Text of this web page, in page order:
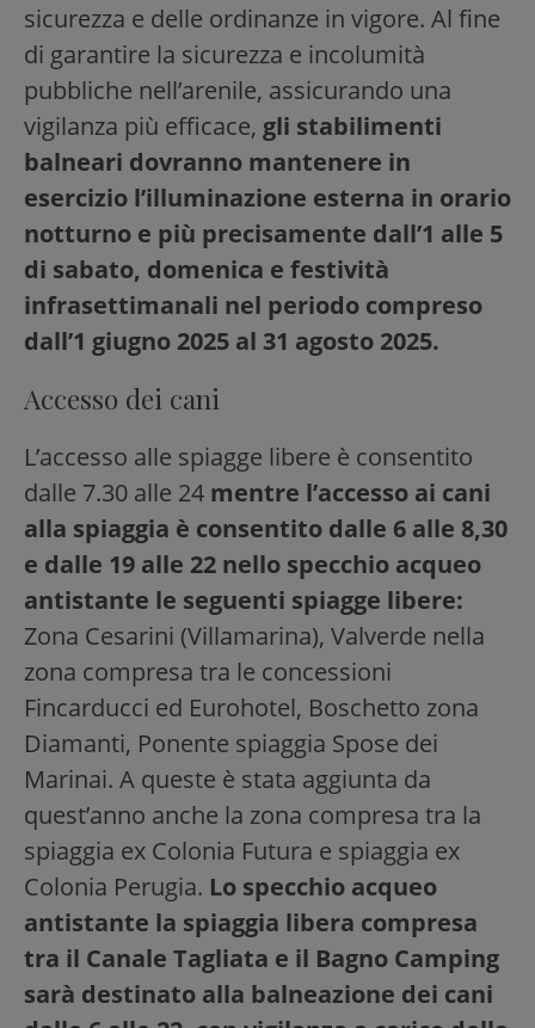
sicurezza e delle ordinanze in vigore. Al fine
di garantire la sicurezza e incolumità
pubbliche nell’arenile, assicurando una
vigilanza più efficace, gli stabilimenti
balneari dovranno mantenere in
esercizio l’illuminazione esterna in orario
notturno e più precisamente dall’1 alle 5
di sabato, domenica e festività
infrasettimanali nel periodo compreso
dall’1 giugno 2025 al 31 agosto 2025.
Accesso dei cani
L’accesso alle spiagge libere è consentito
dalle 7.30 alle 24 mentre l’accesso ai cani
alla spiaggia è consentito dalle 6 alle 8,30
e dalle 19 alle 22 nello specchio acqueo
antistante le seguenti spiagge libere:
Zona Cesarini (Villamarina), Valverde nella
zona compresa tra le concessioni
Fincarducci ed Eurohotel, Boschetto zona
Diamanti, Ponente spiaggia Spose dei
Marinai. A queste è stata aggiunta da
quest’anno anche la zona compresa tra la
spiaggia ex Colonia Futura e spiaggia ex
Colonia Perugia. Lo specchio acqueo
antistante la spiaggia libera compresa
tra il Canale Tagliata e il Bagno Camping
sarà destinato alla balneazione dei cani